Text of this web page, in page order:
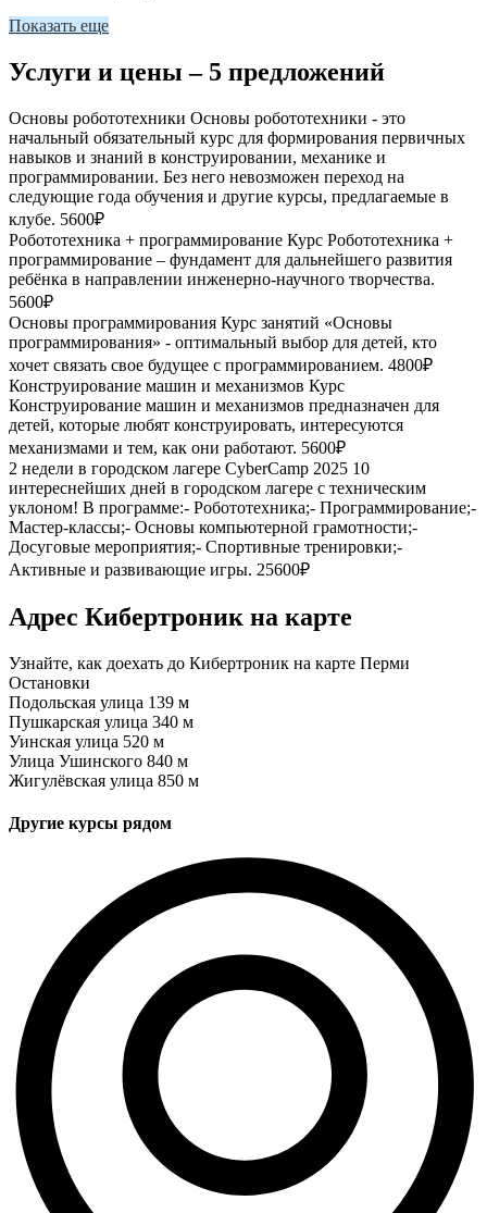
Показать еще
Услуги и цены – 5 предложений
Основы робототехники Основы робототехники - это
начальный обязательный курс для формирования первичных
навыков и знаний в конструировании, механике и
программировании. Без него невозможен переход на
следующие года обучения и другие курсы, предлагаемые в
клубе. 5600₽
Робототехника + программирование Курс Робототехника +
программирование – фундамент для дальнейшего развития
ребёнка в направлении инженерно-научного творчества.
5600₽
Основы программирования Курс занятий «Основы
программирования» - оптимальный выбор для детей, кто
хочет связать свое будущее с программированием. 4800₽
Конструирование машин и механизмов Курс
Конструирование машин и механизмов предназначен для
детей, которые любят конструировать, интересуются
механизмами и тем, как они работают. 5600₽
2 недели в городском лагере CyberCamp 2025 10
интереснейших дней в городском лагере с техническим
уклоном! В программе:- Робототехника;- Программирование;-
Мастер-классы;- Основы компьютерной грамотности;-
Досуговые мероприятия;- Спортивные тренировки;-
Активные и развивающие игры. 25600₽
Адрес Кибертроник на карте
Узнайте, как доехать до Кибертроник на карте Перми
Остановки
Подольская улица 139 м
Пушкарская улица 340 м
Уинская улица 520 м
Улица Ушинского 840 м
Жигулёвская улица 850 м
Другие курсы рядом